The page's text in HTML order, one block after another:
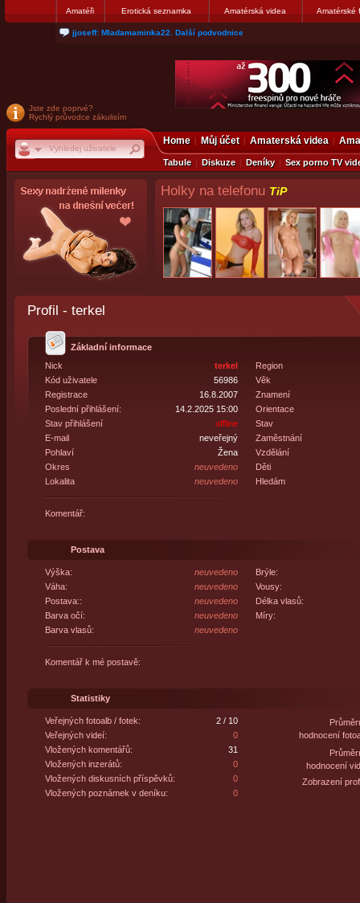
Amatéři Erotická seznamka Amatérská videa Amatérské
jjoseff: Mladamaminka22. Další podvodnice
Jste zde poprvé?
Rychlý průvodce zákulisím
Home Můj účet Amaterská videa
Tabule Diskuze Deníky Sex porno TV
Holky na telefonu TiP
Profil - terkel
Základní informace
Nick
terkel
Kód uživatele
56986
Registrace
16.8.2007
Poslední přihlášení:
14.2.2025 15:00
Stav přihlášení
offline
E-mail
neveřejný
Pohlaví
Žena
Okres
neuvedeno
Lokalita
neuvedeno
Region
Věk
Znamení
Orientace
Stav
Zaměstnání
Vzdělání
Děti
Hledám
Komentář:
Postava
Výška:
neuvedeno
Váha:
neuvedeno
Postava::
neuvedeno
Barva očí:
neuvedeno
Barva vlasů:
neuvedeno
Brýle:
Vousy:
Délka vlasů:
Míry:
Komentář k mé postavě:
Statistiky
Veřejných fotoalb / fotek:
2 / 10
Veřejných videí:
0
Vložených komentářů:
31
Vložených inzerátů:
0
Vložených diskusních příspěvků:
0
Vložených poznámek v deníku:
0
hodnocení
hodnocení
Zobrazení